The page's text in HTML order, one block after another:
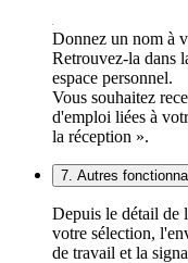
Donnez un nom à
Retrouvez-la dans
espace personnel.
Vous souhaitez
d'emploi liées à
la réception ».
7. Autres
Depuis le détail de
votre sélection,
de travail et la